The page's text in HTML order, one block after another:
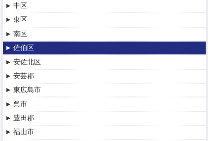
中区
東区
南区
佐伯区
安佐北区
安芸郡
東広島市
呉市
豊田郡
福山市